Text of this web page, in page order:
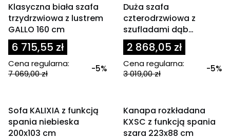
Klasyczna biała szafa
trzydrzwiowa z lustrem
GALLO 160 cm
6 715,55 zł
Cena regularna:
7 069,00 zł
-5%
Duża szafa
czterodrzwiowa z
szufladami dąb
sonoma 180cm GSAM
2 868,05 zł
Cena regularna:
3 019,00 zł
-5%
Sofa KALIXIA z funkcją
spania niebieska
200x103 cm
Kanapa rozkładana
KXSC z funkcją spania
szara 223x88 cm